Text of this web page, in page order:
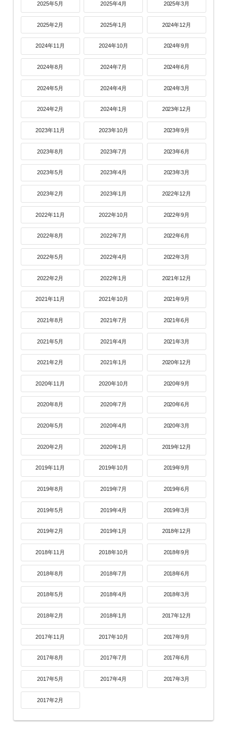
2025年5月 2025年4月 2025年3月
2025年2月 2025年1月 2024年12月
2024年11月 2024年10月 2024年9月
2024年8月 2024年7月 2024年6月
2024年5月 2024年4月 2024年3月
2024年2月 2024年1月 2023年12月
2023年11月 2023年10月 2023年9月
2023年8月 2023年7月 2023年6月
2023年5月 2023年4月 2023年3月
2023年2月 2023年1月 2022年12月
2022年11月 2022年10月 2022年9月
2022年8月 2022年7月 2022年6月
2022年5月 2022年4月 2022年3月
2022年2月 2022年1月 2021年12月
2021年11月 2021年10月 2021年9月
2021年8月 2021年7月 2021年6月
2021年5月 2021年4月 2021年3月
2021年2月 2021年1月 2020年12月
2020年11月 2020年10月 2020年9月
2020年8月 2020年7月 2020年6月
2020年5月 2020年4月 2020年3月
2020年2月 2020年1月 2019年12月
2019年11月 2019年10月 2019年9月
2019年8月 2019年7月 2019年6月
2019年5月 2019年4月 2019年3月
2019年2月 2019年1月 2018年12月
2018年11月 2018年10月 2018年9月
2018年8月 2018年7月 2018年6月
2018年5月 2018年4月 2018年3月
2018年2月 2018年1月 2017年12月
2017年11月 2017年10月 2017年9月
2017年8月 2017年7月 2017年6月
2017年5月 2017年4月 2017年3月
2017年2月